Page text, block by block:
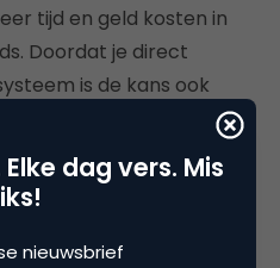
tijd en geld kosten in
Doordat je direct
is de kans ook
aanpassingen gedaan
ben je vaak niet klaar
hebt gelegd, maar
dag vers. Mis
nieuwsbrief